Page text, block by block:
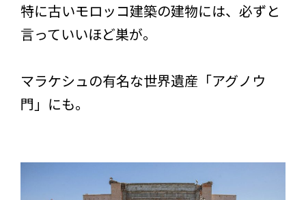
特に古いモロッコ建築の建物には、必ずと
言っていいほど巣が。
マラケシュの有名な世界遺産「アグノウ
門」にも。